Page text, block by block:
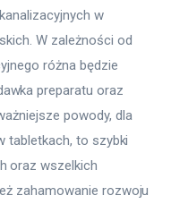
w
W zależności od
różna będzie
preparatu oraz
powody, dla
tabletkach, to szybki
oraz wszelkich
zahamowanie rozwoju